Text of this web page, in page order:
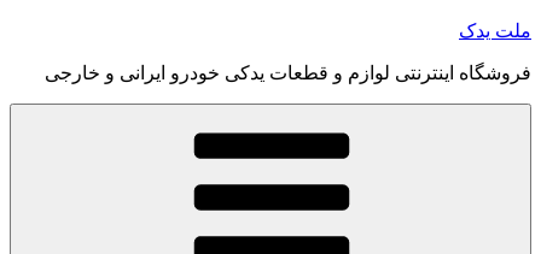
رفتن
محتوا
ملت یدک
فروشگاه اینترنتی لوازم و قطعات یدکی خودرو ایرانی و خارجی